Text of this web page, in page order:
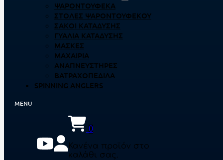
ΨΑΡΟΝΤΟΎΦΕΚΑ
ΣΤΟΛΈΣ ΨΑΡΟΝΤΟΎΦΕΚΟΥ
ΣΆΚΟΙ ΚΑΤΆΔΥΣΗΣ
ΓΥΑΛΙΆ ΚΑΤΆΔΥΣΗΣ
ΜΆΣΚΕΣ
ΜΑΧΑΊΡΙΑ
ΑΝΑΠΝΕΥΣΤΉΡΕΣ
ΒΑΤΡΑΧΟΠΈΔΙΛΑ
SPINNING ANGLERS
0
Κανένα προϊόν στο
καλάθι σας.